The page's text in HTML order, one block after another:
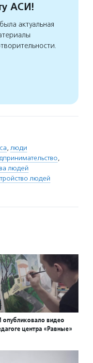
АСИ!
актуальная
, люди
,
людей
людей
видео
центра «Равные»